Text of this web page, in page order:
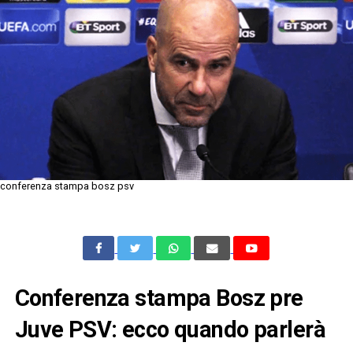
conferenza stampa bosz psv
Conferenza stampa Bosz pre
Juve PSV: ecco quando parlerà